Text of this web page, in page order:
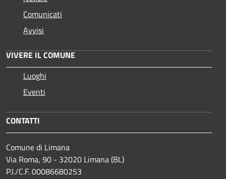
Comunicati
Avvisi
VIVERE IL COMUNE
Luoghi
Eventi
CONTATTI
Comune di Limana
Via Roma, 90 - 32020 Limana (BL)
P.I./C.F. 00086680253